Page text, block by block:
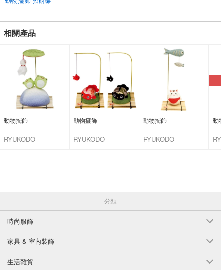
相關產品
動物擺飾
RYUKODO
動物擺飾
RYUKODO
動物擺飾
RYUKODO
動
分類
時尚服飾
家具 & 室內裝飾
生活雜貨